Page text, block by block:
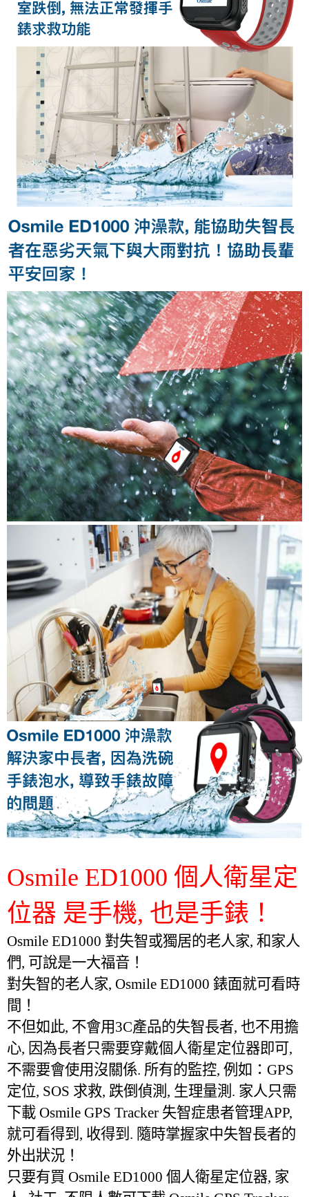
Osmile ED1000 個人衛星定
位器 是手機, 也是手錶！
Osmile ED1000 對失智或獨居的老人家, 和家人
們, 可說是一大福音！
對失智的老人家, Osmile ED1000 錶面就可看時
間！
不但如此, 不會用3C產品的失智長者, 也不用擔
心, 因為長者只需要穿戴個人衛星定位器即可,
不需要會使用沒關係. 所有的監控, 例如：GPS
定位, SOS 求救, 跌倒偵測, 生理量測. 家人只需
下載 Osmile GPS Tracker 失智症患者管理APP,
就可看得到, 收得到. 隨時掌握家中失智長者的
外出狀況！
只要有買 Osmile ED1000 個人衛星定位器, 家